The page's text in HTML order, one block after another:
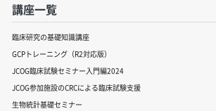
講座一覧
臨床研究の基礎知識講座
GCPトレーニング（R2対応版）
JCOG臨床試験セミナー入門編2024
JCOG参加施設のCRCによる臨床試験支援
生物統計基礎セミナー